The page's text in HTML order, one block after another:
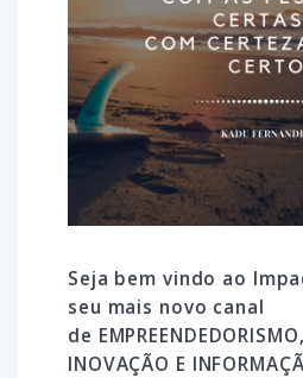
Seja bem vindo ao
seu mais novo canal
de
INOVAÇÃO E